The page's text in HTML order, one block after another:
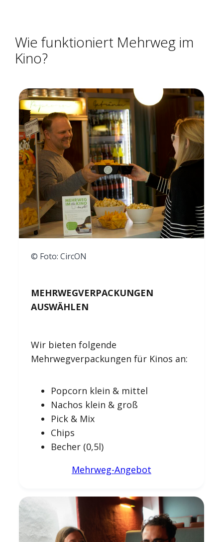
Wie funktioniert Mehrweg im
Kino?
© Foto: CircON
MEHRWEGVERPACKUNGEN
AUSWÄHLEN
Wir bieten folgende
Mehrwegverpackungen für Kinos an:
Popcorn klein & mittel
Nachos klein & groß
Pick & Mix
Chips
Becher (0,5l)
Mehrweg-Angebot